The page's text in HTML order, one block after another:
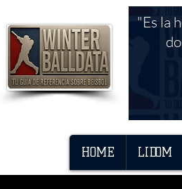
HOME LIDOM
"Es la